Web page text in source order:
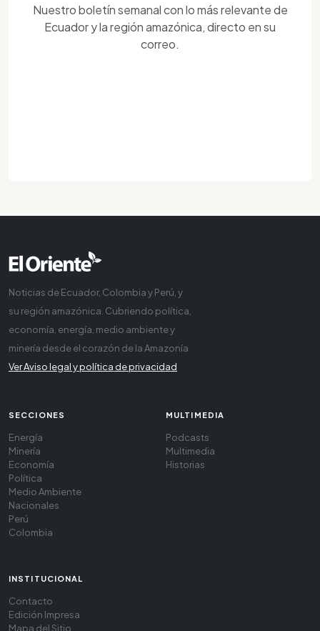
Nuestro boletín semanal con lo más relevante de
Ecuador y la región amazónica, directo en su
correo.
Noticias de Ecuador, Colombia y Perú, y
su región amazónica. Cubriendo política,
economía, energía, medio ambiente y
minería desde el corazón de la Amazonía
Ver Aviso legal y política de privacidad
SECCIONES
Energía
Minería
Economía
Política
Medio Ambiente
Nacionales
Perú
Colombia
MULTIMEDIA
Podcasts
Multimedia
Historias
INSTITUCIONAL
Contacto
Edición Impresa
Mapa del Sitio